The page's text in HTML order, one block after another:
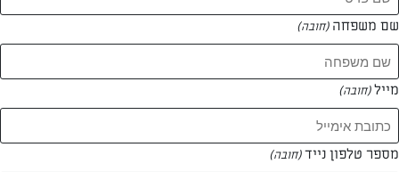
המתכונים של שרי ידיד
0 מתכונים
המאמרים של שרי ידיד
שם משפחה (חובה)
מייל(חובה)
מספר טלפון נייד(חובה)